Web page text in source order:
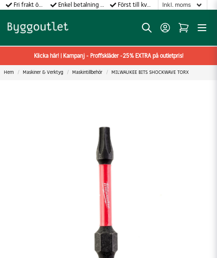
Fri frakt över 499:- Enkel betalning med Klarna Först till kvarn gäller!
Klicka här! | Kampanj - Proffskläder -25% EXTRA på outletpris!
Hem Maskiner & Verktyg Maskintillbehör MILWAUKEE BITS SHOCKWAVE TORX